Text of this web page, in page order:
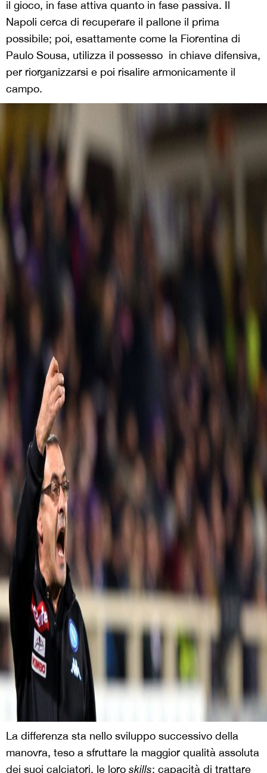
il gioco, in fase attiva quanto in fase passiva. Il
Napoli cerca di recuperare il pallone il prima
possibile; poi, esattamente come la Fiorentina di
Paulo Sousa, utilizza il possesso in chiave difensiva,
per riorganizzarsi e poi risalire armonicamente il
campo.
La differenza sta nello sviluppo successivo della
manovra, teso a sfruttare la maggior qualità assoluta
dei suoi calciatori, le loro skills: capacità di trattare